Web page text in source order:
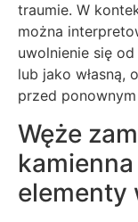
traumie. W
można
uwolnienie się
lub jako własną,
przed
Węże
elementy